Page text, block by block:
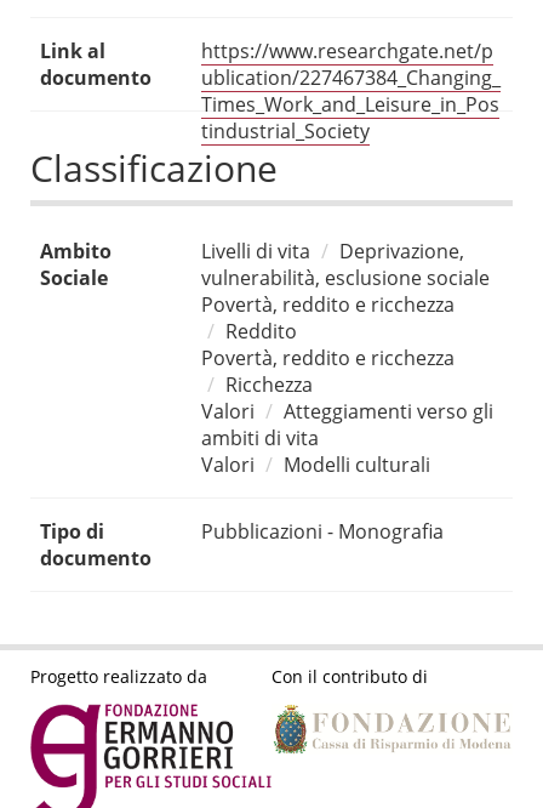
Link al
documento
https://www.researchgate.net/p
ublication/227467384_Changing_
Times_Work_and_Leisure_in_Pos
tindustrial_Society
Classificazione
Ambito
Sociale
Livelli di vita
Deprivazione,
vulnerabilità, esclusione sociale
Povertà, reddito e ricchezza
Reddito
Povertà, reddito e ricchezza
Ricchezza
Valori
Atteggiamenti verso gli
ambiti di vita
Valori
Modelli culturali
Tipo di
documento
Pubblicazioni - Monografia
Progetto realizzato da Con il contributo di